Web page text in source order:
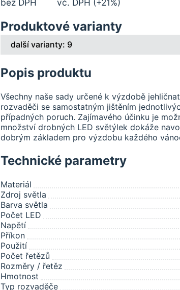
bez DPH vč. DPH (+21%)
Produktové varianty
další varianty: 9
Popis produktu
Všechny naše sady určené k výzdobě
rozvaděči se samostatným jištěním
případných poruch. Zajímavého účinku je
množství drobných LED světýlek dokáže
dobrým základem pro výzdobu každého
Technické parametry
Materiál
Zdroj světla
Barva světla
Počet LED
Napětí
Příkon
Použití
Počet řetězů
Rozměry / řetěz
Hmotnost
Typ rozvaděče